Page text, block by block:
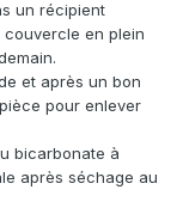
un récipient
en plein
et après un bon
pour enlever
bicarbonate à
après séchage au